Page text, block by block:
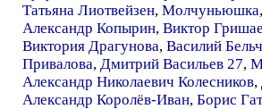
Татьяна Лиотвейзен, Молчуньюшка,
Александр Копырин, Виктор
Виктория Драгунова, Василий
Привалова, Дмитрий Васильев 27,
Александр Николаевич Колесников,
Александр Королёв-Иван, Борис